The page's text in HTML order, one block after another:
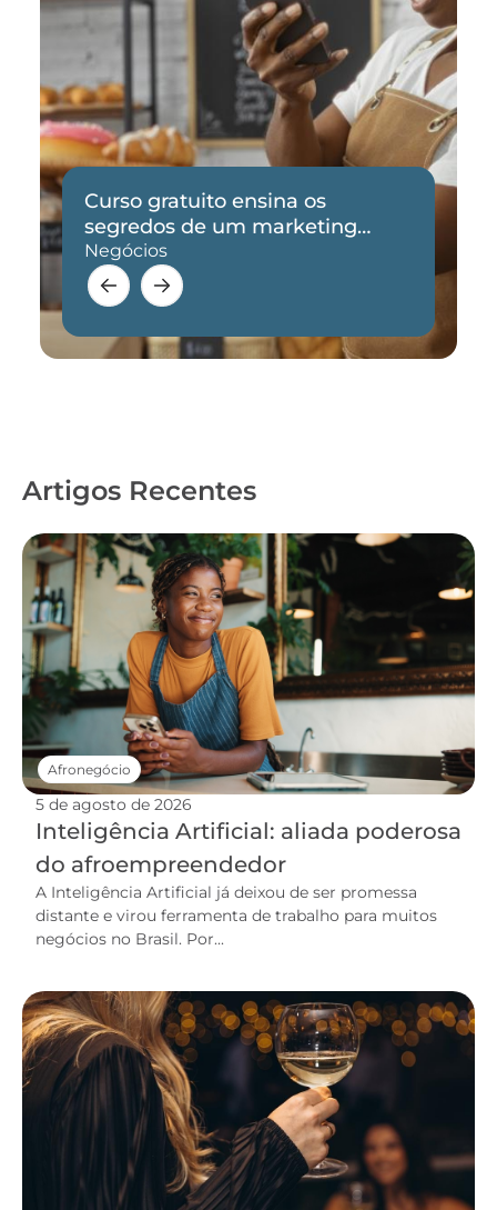
Curso gratuito ensina os
segredos de um marketing
eficaz
Negócios
Artigos Recentes
5 de agosto de 2026
Inteligência Artificial: aliada poderosa
do afroempreendedor
A Inteligência Artificial já deixou de ser promessa
distante e virou ferramenta de trabalho para muitos
negócios no Brasil. Por...
Afronegócio